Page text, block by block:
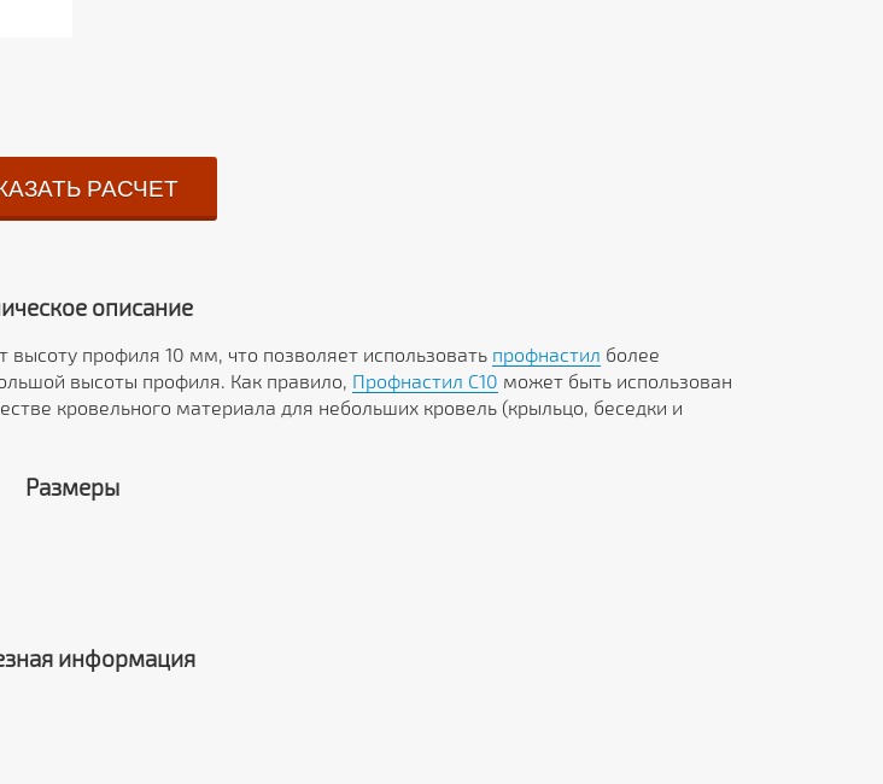
РАСЧЕТ
описание
профиля 10 мм, что позволяет использовать профнастил более
высоты профиля. Как правило, Профнастил C10 может быть использован
кровельного материала для небольших кровель (крыльцо, беседки и
Размеры
информация